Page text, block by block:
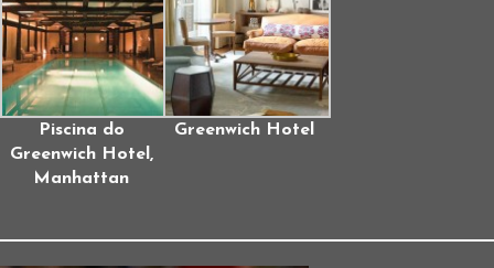
Piscina do
Greenwich Hotel,
Manhattan
Greenwich Hotel